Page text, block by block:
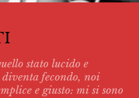
stato lucido e
fecondo, noi
e giusto: mi si sono